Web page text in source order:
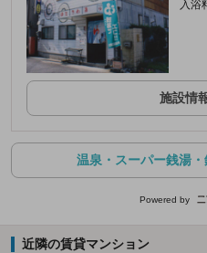
入浴
施設情
温泉・スーパー銭湯
Powered by
近隣の賃貸マンション